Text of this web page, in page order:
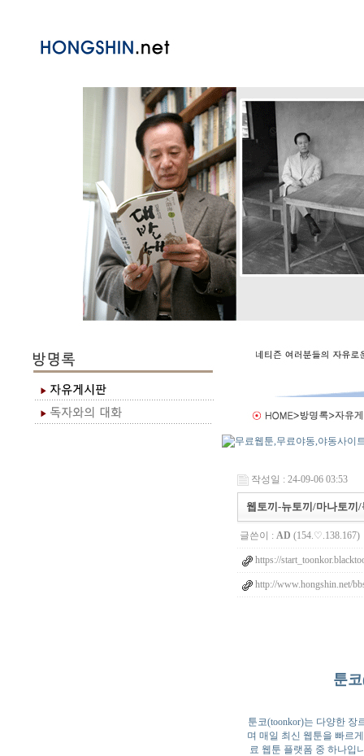
작성일 : 24-09-06 03:53
웹토끼-뉴토끼/마나토끼
글쓴이 : AD (154.♡.138.167)
https://
http://www.hongshin.net/
툰
툰코(toonkor)는 다양한 장
며 매일 최신 웹툰을 빠르
료 웹툰 플랫폼 중 하나입